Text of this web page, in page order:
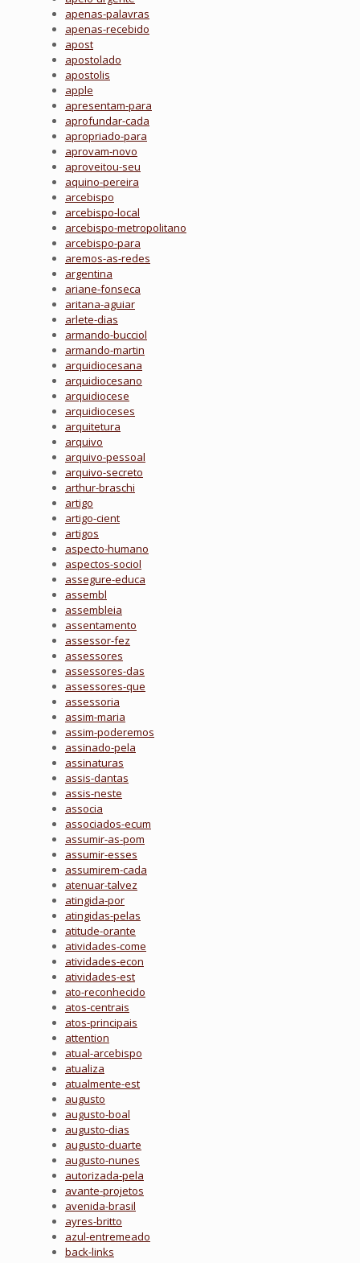
apenas-palavras
apenas-recebido
apost
apostolado
apostolis
apple
apresentam-para
aprofundar-cada
apropriado-para
aprovam-novo
aproveitou-seu
aquino-pereira
arcebispo
arcebispo-local
arcebispo-metropolitano
arcebispo-para
aremos-as-redes
argentina
ariane-fonseca
aritana-aguiar
arlete-dias
armando-bucciol
armando-martin
arquidiocesana
arquidiocesano
arquidiocese
arquidioceses
arquitetura
arquivo
arquivo-pessoal
arquivo-secreto
arthur-braschi
artigo
artigo-cient
artigos
aspecto-humano
aspectos-sociol
assegure-educa
assembl
assembleia
assentamento
assessor-fez
assessores
assessores-das
assessores-que
assessoria
assim-maria
assim-poderemos
assinado-pela
assinaturas
assis-dantas
assis-neste
associa
associados-ecum
assumir-as-pom
assumir-esses
assumirem-cada
atenuar-talvez
atingida-por
atingidas-pelas
atitude-orante
atividades-come
atividades-econ
atividades-est
ato-reconhecido
atos-centrais
atos-principais
attention
atual-arcebispo
atualiza
atualmente-est
augusto
augusto-boal
augusto-dias
augusto-duarte
augusto-nunes
autorizada-pela
avante-projetos
avenida-brasil
ayres-britto
azul-entremeado
back-links